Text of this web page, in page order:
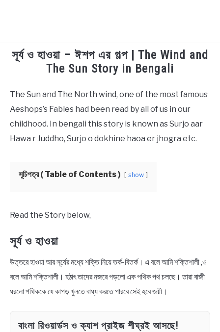
TECHNOLOGY
BIOGRAPHY
EDUCATIONAL
BENGALI LYRICS
BENGALI NAMES
সূর্য ও হাওয়া – ঈশপ এর গল্প | The Wind and
The Sun Story in Bengali
in
Bengali
Stories
The Sun and The North wind, one of the most famous
Aeshops’s Fables had been read by all of us in our
childhood. In bengali this story is known as Surjo aar
Hawa r Juddho, Surjo o dokhine haoa er jhogra etc.
সূচিপত্র ( Table of Contents ) show
Read the Story below,
সূর্য ও হাওয়া
উত্তরে হাওয়া আর সূর্যের মধ্যে শক্তি নিয়ে তর্ক-বিতর্ক। এ বলে আমি শক্তিশালী ,ও
বলে আমি শক্তিশালী। হঠাৎ তাদের নজরে পড়লো এক পথিক পথ চলছে। তারা বাজী
ধরলো পথিককে যে কাপড় খুলতে বাধ্য করতে পারবে সেই হবে জয়ী।
বাংলা রিওয়ার্ডস ও ক্যাশ প্রাইজ শীঘ্রই আসছে!